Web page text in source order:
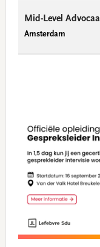
Mid-Level
Amsterdam